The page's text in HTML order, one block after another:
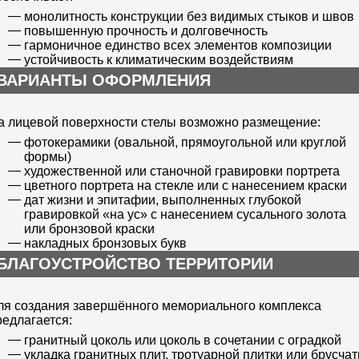
монолитность конструкции без видимых стыков и швов
повышенную прочность и долговечность
гармоничное единство всех элементов композиции
устойчивость к климатическим воздействиям
ОФОРМЛЕНИЯ
лицевой поверхности стелы возможно размещение:
фотокерамики (овальной, прямоугольной или круглой
формы)
художественной или станочной гравировки портрета
цветного портрета на стекле или с нанесением краски
дат жизни и эпитафии, выполненных глубокой
гравировкой «на ус» с нанесением сусального золота
или бронзовой краски
накладных бронзовых букв
ТЕРРИТОРИИ
создания завершённого мемориального комплекса
гранитный цоколь или цоколь в сочетании с оградкой
укладка гранитных плит, тротуарной плитки или